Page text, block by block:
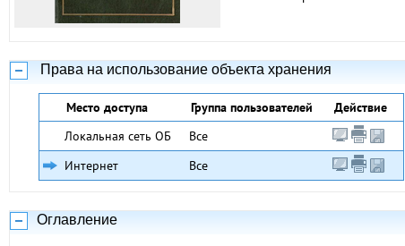
Права на использование объекта хранения
Место доступа Группа пользователей
Действие
Локальная сеть ОБ
Все
Интернет
Все
Оглавление